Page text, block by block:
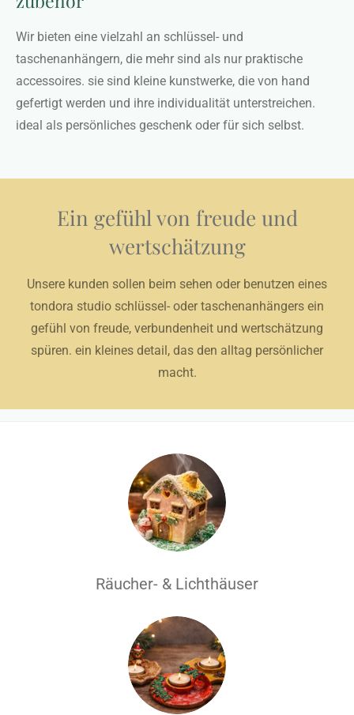
Wir bieten eine vielzahl an schlüssel- und
taschenanhängern, die mehr sind als nur praktische
accessoires. sie sind kleine kunstwerke, die von hand
gefertigt werden und ihre individualität unterstreichen.
ideal als persönliches geschenk oder für sich selbst.
Ein gefühl von freude und
wertschätzung
Unsere kunden sollen beim sehen oder benutzen eines
tondora studio schlüssel- oder taschenanhängers ein
gefühl von freude, verbundenheit und wertschätzung
spüren. ein kleines detail, das den alltag persönlicher
macht.
Räucher- & Lichthäuser